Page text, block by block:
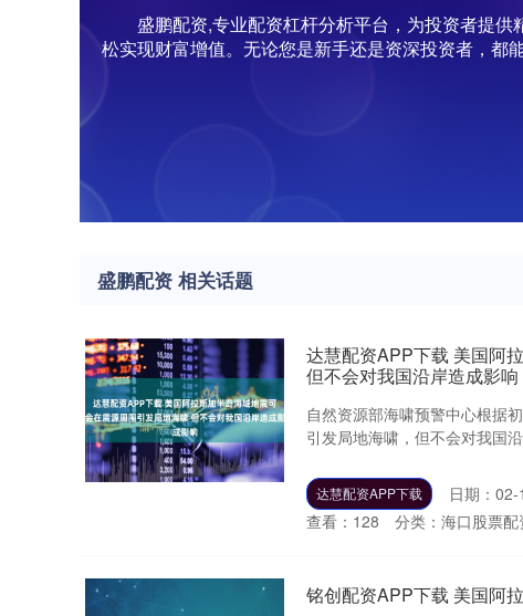
盛鹏配资,专业配资杠杆分析平台，为投资者提
松实现财富增值。无论您是新手还是资深投资者，都
盛鹏配资 相关话题
达慧配资APP下载 美国阿
但不会对我国沿岸造成影响
自然资源部海啸预警中心根据
引发局地海啸，但不会对我国
达慧配资APP下载 日期：02-
查看： 128 分类： 海口股票配
铭创配资APP下载 美国阿